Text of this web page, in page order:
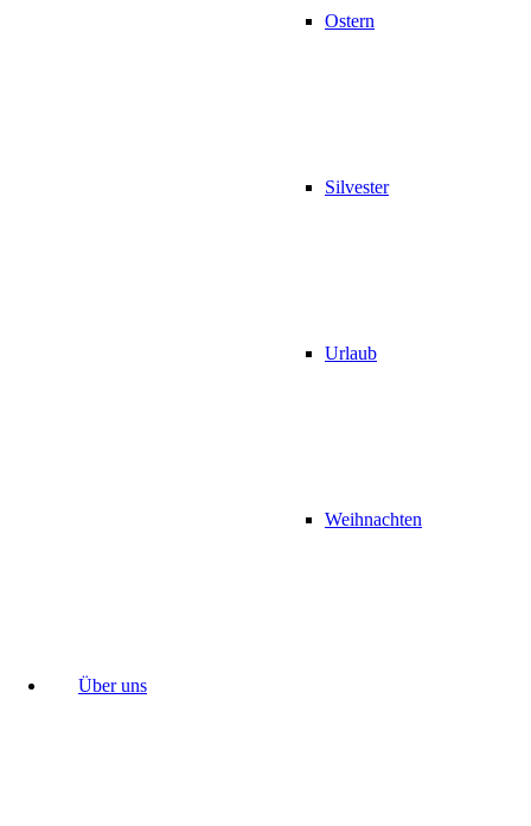
Ostern
Silvester
Urlaub
Weihnachten
Über uns